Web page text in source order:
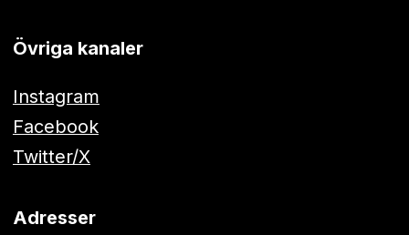
Övriga kanaler
Instagram
Facebook
Twitter/X
Adresser